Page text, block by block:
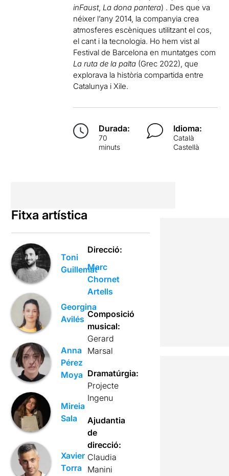
inFaust,La dona pantera) . Des que va
néixer l’any 2014, la companyia crea
atmosferes escèniques utilitzant el cos,
el cant i la tecnologia. Ho hem vist al
Festival de Barcelona en muntatges com
La ruta de la palta (Grec 2022), que
explorava la història compartida entre
Catalunya i Xile.
Durada:
70
minuts
Idioma:
Català
Castellà
Fitxa artística
Toni
Guillemat
Georgina
Avilés
Anna
Pérez
Moya
Mireia
Sala
Xavier
Torra
Direcció:
Marc
Chornet
Artells
Composició
musical:
Gerard
Marsal
Dramatúrgia:
Projecte
Ingenu
Ajudantia
de
direcció:
Claudia
Manini